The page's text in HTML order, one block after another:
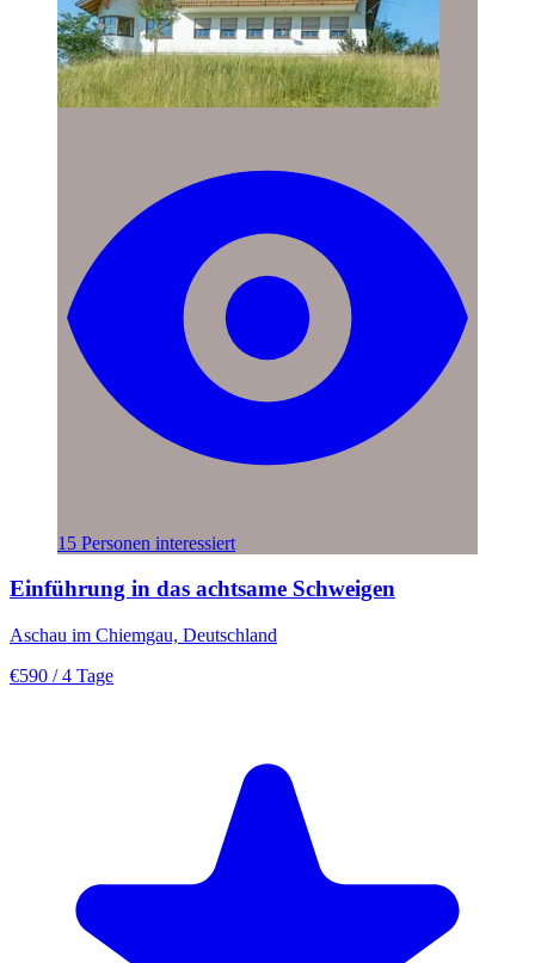
15 Personen interessiert
Einführung in das achtsame Schweigen
Aschau im Chiemgau, Deutschland
€590 / 4 Tage